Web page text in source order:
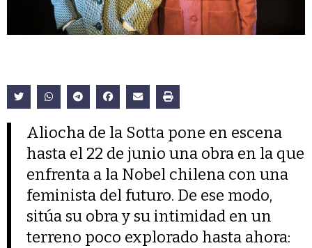
Aliocha de la Sotta pone en escena
hasta el 22 de junio una obra en la que
enfrenta a la Nobel chilena con una
feminista del futuro. De ese modo,
sitúa su obra y su intimidad en un
terreno poco explorado hasta ahora: